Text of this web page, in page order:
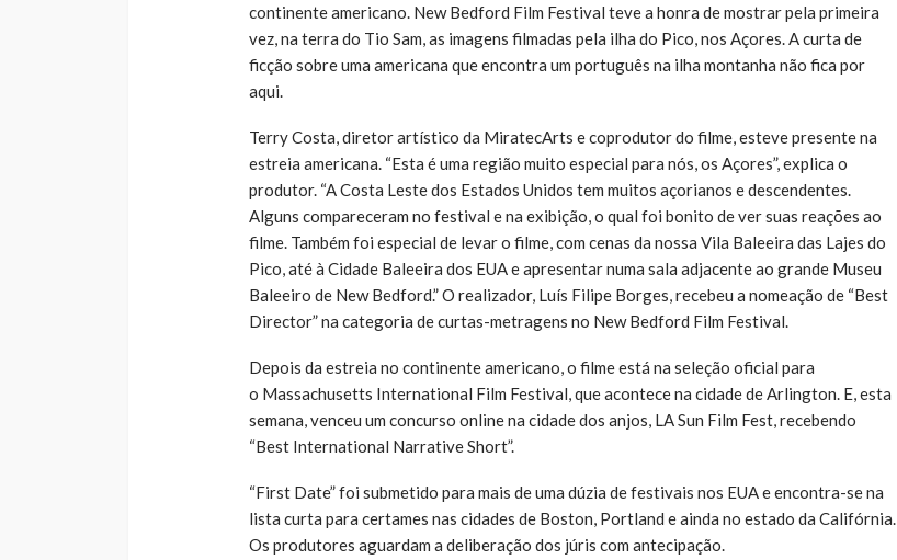
continente americano. New Bedford Film Festival teve a honra de mostrar pela primeira
vez, na terra do Tio Sam, as imagens filmadas pela ilha do Pico, nos Açores. A curta de
ficção sobre uma americana que encontra um português na ilha montanha não fica por
aqui.
Terry Costa, diretor artístico da MiratecArts e coprodutor do filme, esteve presente na
estreia americana. “Esta é uma região muito especial para nós, os Açores”, explica o
produtor. “A Costa Leste dos Estados Unidos tem muitos açorianos e descendentes.
Alguns compareceram no festival e na exibição, o qual foi bonito de ver suas reações ao
filme. Também foi especial de levar o filme, com cenas da nossa Vila Baleeira das Lajes do
Pico, até à Cidade Baleeira dos EUA e apresentar numa sala adjacente ao grande Museu
Baleeiro de New Bedford.” O realizador, Luís Filipe Borges, recebeu a nomeação de “Best
Director” na categoria de curtas-metragens no New Bedford Film Festival.
Depois da estreia no continente americano, o filme está na seleção oficial para
o Massachusetts International Film Festival, que acontece na cidade de Arlington. E, esta
semana, venceu um concurso online na cidade dos anjos, LA Sun Film Fest, recebendo
“Best International Narrative Short”.
“First Date” foi submetido para mais de uma dúzia de festivais nos EUA e encontra-se na
lista curta para certames nas cidades de Boston, Portland e ainda no estado da Califórnia.
Os produtores aguardam a deliberação dos júris com antecipação.